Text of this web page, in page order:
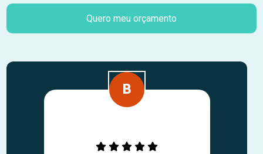
Quero meu orçamento